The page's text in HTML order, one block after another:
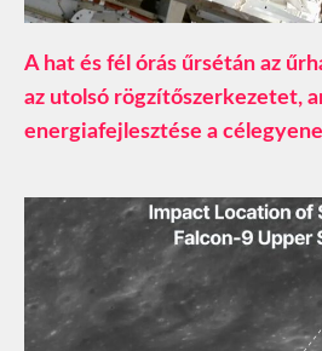
A hat és fél órás űrsétán az
az utolsó rögzítőszerkezetet,
energiafejlesztése a